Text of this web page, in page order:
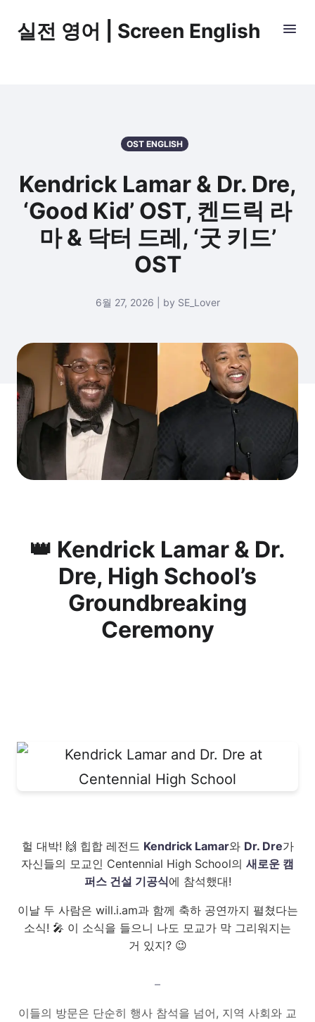
실전 영어 | Screen English
OST ENGLISH
Kendrick Lamar & Dr. Dre,
‘Good Kid’ OST, 켄드릭 라
마 & 닥터 드레, ‘굿 키드’
OST
6월 27, 2026 | by SE_Lover
👑 Kendrick Lamar & Dr.
Dre, High School’s
Groundbreaking
Ceremony
헐 대박! 🙌 힙합 레전드 Kendrick Lamar와 Dr. Dre가
자신들의 모교인 Centennial High School의 새로운 캠
퍼스 건설 기공식에 참석했대!
이날 두 사람은 will.i.am과 함께 축하 공연까지 펼쳤다는
소식! 🎤 이 소식을 들으니 나도 모교가 막 그리워지는
거 있지? 😉
–
이들의 방문은 단순히 행사 참석을 넘어, 지역 사회와 교